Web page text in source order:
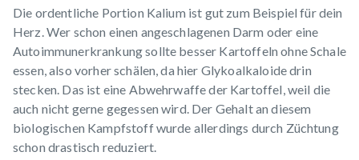
Die ordentliche Portion Kalium ist gut zum Beispiel für dein
Herz. Wer schon einen angeschlagenen Darm oder eine
Autoimmunerkrankung sollte besser Kartoffeln ohne Schale
essen, also vorher schälen, da hier Glykoalkaloide drin
stecken. Das ist eine Abwehrwaffe der Kartoffel, weil die
auch nicht gerne gegessen wird. Der Gehalt an diesem
biologischen Kampfstoff wurde allerdings durch Züchtung
schon drastisch reduziert.